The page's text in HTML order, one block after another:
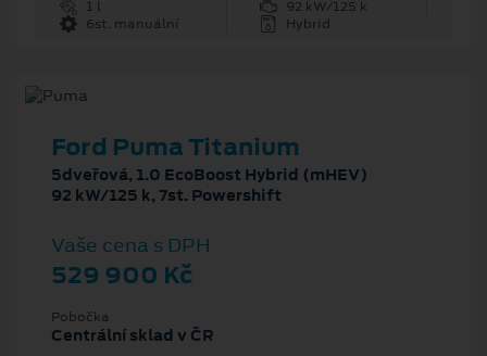
1 l
92 kW/125 k
6st. manuální
Hybrid
Ford Puma Titanium
5dveřová, 1.0 EcoBoost Hybrid (mHEV)
92 kW/125 k, 7st. Powershift
Vaše cena s DPH
529 900 Kč
Pobočka
Centrální sklad v ČR